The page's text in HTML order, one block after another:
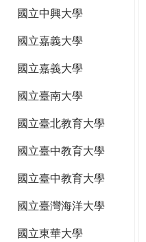
國立中興大學
國立嘉義大學
國立嘉義大學
國立臺南大學
國立臺北教育大學
國立臺中教育大學
國立臺中教育大學
國立臺灣海洋大學
國立東華大學